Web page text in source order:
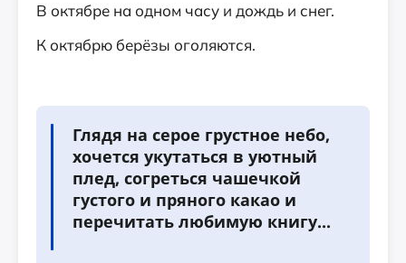
В октябре на одном часу и дождь и снег.
К октябрю берёзы оголяются.
Глядя на серое грустное небо,
хочется укутаться в уютный
плед, согреться чашечкой
густого и пряного какао и
перечитать любимую книгу...